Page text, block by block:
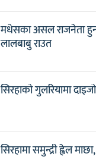
मधेसका असल राजनेता हुन
लालबाबु राउत
सिरहाको गुलरियामा
सिरहामा समुन्द्री ह्वेल